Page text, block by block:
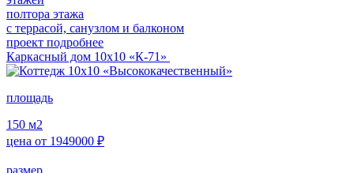
полтора этажа
с террасой, санузлом и балконом
проект подробнее
Каркасный дом 10х10 «К-71»
площадь
150 м2
цена от 1949000 ₽
размер